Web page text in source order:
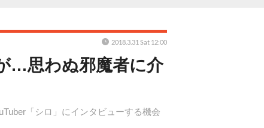
…思わぬ邪魔者に介
「シロ」にインタビューする機会
2018.3.31 Sat 12:00